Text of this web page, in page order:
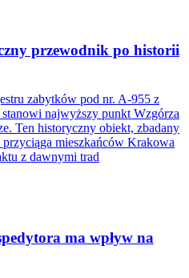
przewodnik po historii
zabytków pod nr. A-955 z
najwyższy punkt Wzgórza
Ten historyczny obiekt, zbadany
mieszkańców Krakowa
z dawnymi trad
ma wpływ na